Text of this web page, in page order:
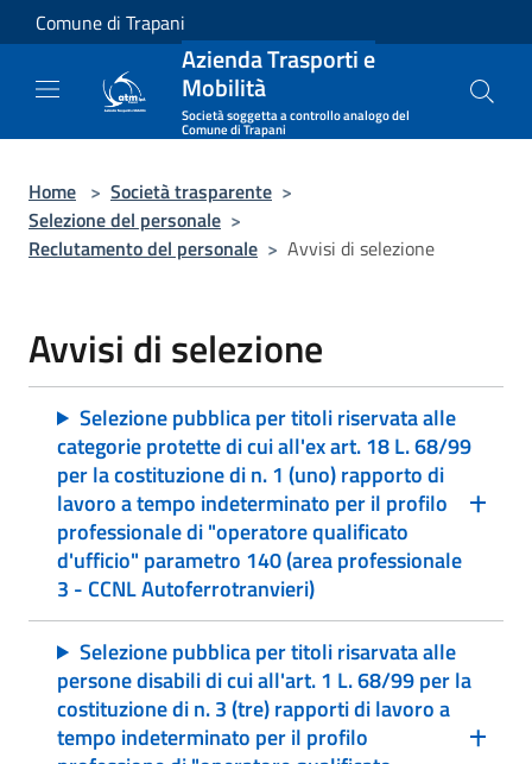
Salta al contenuto principale
Comune di Trapani
Azienda Trasporti e
Mobilità
Società soggetta a controllo analogo del
Comune di Trapani
Home > Società trasparente >
Selezione del personale >
Reclutamento del personale > Avvisi di selezione
Avvisi di selezione
Selezione pubblica per titoli riservata alle
categorie protette di cui all'ex art. 18 L. 68/99
per la costituzione di n. 1 (uno) rapporto di
lavoro a tempo indeterminato per il profilo
professionale di "operatore qualificato
d'ufficio" parametro 140 (area professionale
3 - CCNL Autoferrotranvieri)
Selezione pubblica per titoli risarvata alle
persone disabili di cui all'art. 1 L. 68/99 per la
costituzione di n. 3 (tre) rapporti di lavoro a
tempo indeterminato per il profilo